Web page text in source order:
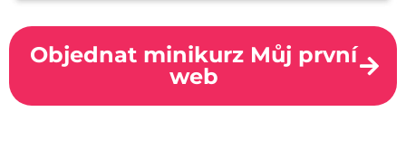
Objednat minikurz Můj první
web